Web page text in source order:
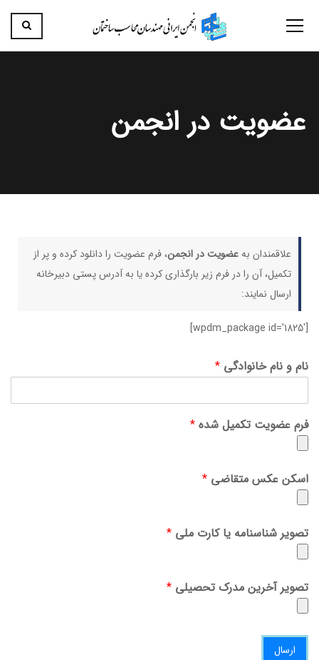
عضویت در انجمن
علاقمندان بهعضویت در انجمن، فرم عضویت را دانلود کرده و پر از
تکمیل، آن را در فرم زیر بارگذاری کرده یا به آدرس پستی دبیرخانه
ارسال نمایند:
[wpdm_package id=’1825′]
نام و نام خانوادگی *
فرم عضویت تکمیل شده *
اسکن عکس متقاضی *
تصویر شناسنامه یا کارت ملی *
تصویر آخرین مدرک تحصیلی *
ارسال